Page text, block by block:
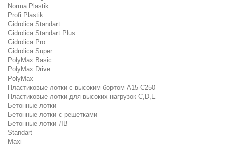
Norma Plastik
Profi Plastik
Gidrolica Standart
Gidrolica Standart Plus
Gidrolica Pro
Gidrolica Super
PolyMax Basic
PolyMax Drive
PolyMax
Пластиковые лотки с высоким бортом А15-C250
Пластиковые лотки для высоких нагрузок C,D,E
Бетонные лотки
Бетонные лотки с решетками
Бетонные лотки ЛВ
Standart
Maxi